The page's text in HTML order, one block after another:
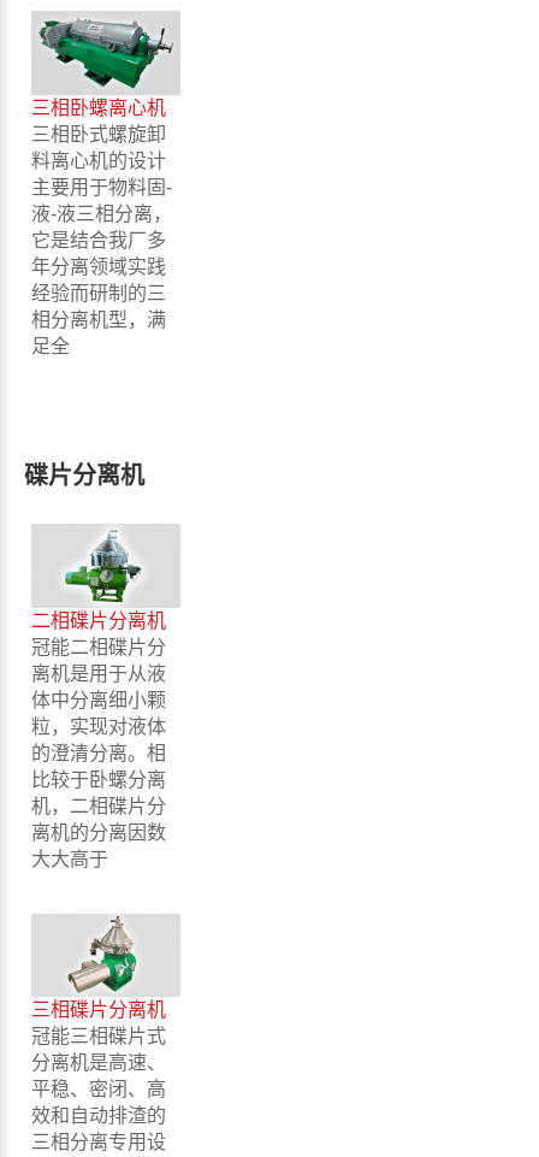
三相卧螺离心机
三相卧式螺旋卸
料离心机的设计
主要用于物料固-
液-液三相分离，
它是结合我厂多
年分离领域实践
经验而研制的三
相分离机型，满
足全
碟片分离机
二相碟片分离机
冠能二相碟片分
离机是用于从液
体中分离细小颗
粒，实现对液体
的澄清分离。相
比较于卧螺分离
机，二相碟片分
离机的分离因数
大大高于
三相碟片分离机
冠能三相碟片式
分离机是高速、
平稳、密闭、高
效和自动排渣的
三相分离专用设